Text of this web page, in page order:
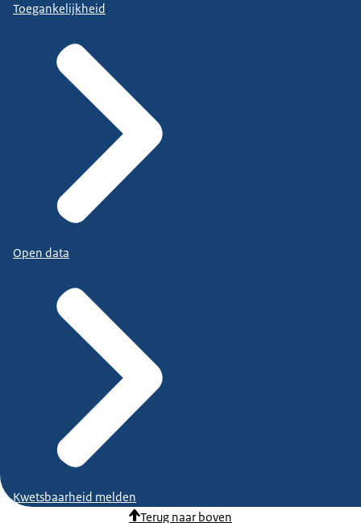
Toegankelijkheid
Open data
Kwetsbaarheid melden
Terug naar boven